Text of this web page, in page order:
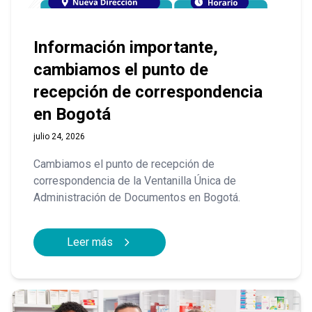
Información importante,
cambiamos el punto de
recepción de correspondencia
en Bogotá
julio 24, 2026
Cambiamos el punto de recepción de
correspondencia de la Ventanilla Única de
Administración de Documentos en Bogotá.
Leer más